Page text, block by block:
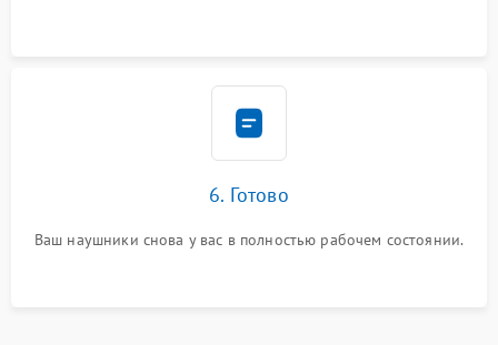
6. Готово
Ваш наушники снова у вас в полностью рабочем состоянии.